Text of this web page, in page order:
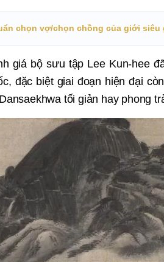
chọn vợ/chọn chồng của giới siêu
giá bộ sưu tập Lee Kun-hee
đặc biệt giai đoạn hiện đại
tối giản hay phong